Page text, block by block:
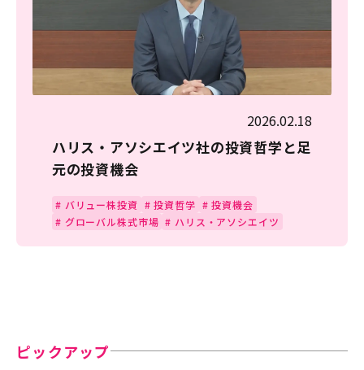
2026.02.18
ハリス・アソシエイツ社の投資哲学と足
元の投資機会
# バリュー株投資 #投資哲学 #投資機会
# グローバル株式市場 # ハリス・アソシエイツ
ピックアップ